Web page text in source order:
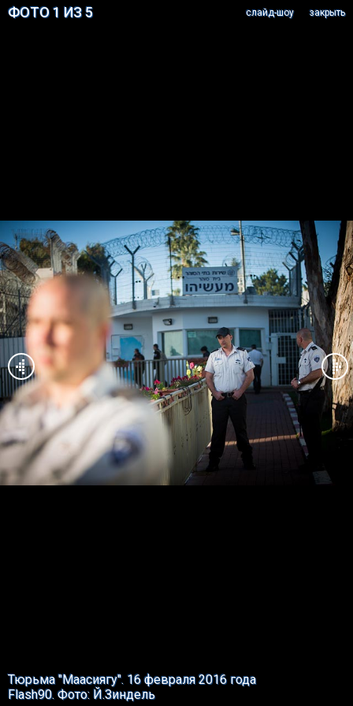
ФОТО 1 ИЗ 5 закрыть
cлайд-шоу
Тюрьма "Маасиягу". 16 февраля 2016 года
Flash90. Фото: Й.Зиндель